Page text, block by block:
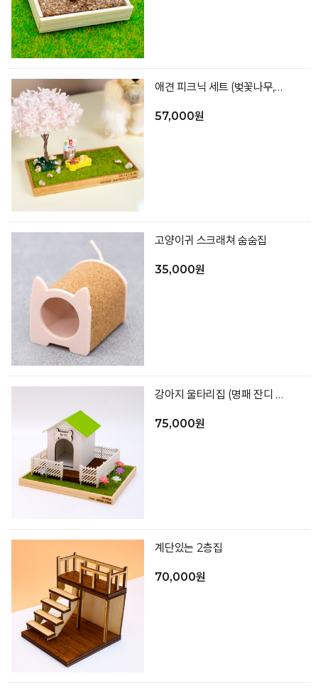
애견 피크닉 세트 (벚꽃나무,과자2종,우유,바닥_색상랜덤)
57,000원
고양이귀 스크래쳐 숨숨집
35,000원
강아지 울타리집 (명패 잔디 포함 색상랜덤)
75,000원
계단있는 2층집
70,000원